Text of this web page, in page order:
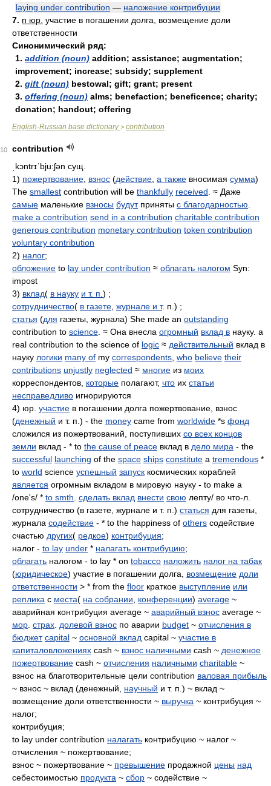
laying under contribution — наложение контрибуции
7. n юр. участие в погашении долга, возмещение доли
ответственности
Синонимический ряд:
1. addition (noun) addition; assistance; augmentation;
improvement; increase; subsidy; supplement
2. gift (noun) bestowal; gift; grant; present
3. offering (noun) alms; benefaction; beneficence; charity;
donation; handout; offering
English-Russian base dictionary> contribution
10
contribution
ˌkɔntrɪˈbju:ʃən сущ.
1) пожертвование взнос (действие а также вносимая сумма)
The smallest contribution will be thankfully received . ≈ Даже
самые маленькие взносы будутприняты с благодарностью
make a contribution send in a contribution charitable contribution
generous contribution monetary contribution token contribution
voluntary contribution
2) налог;
обложение to lay under contribution ≈ облагать налогом Syn:
impost
3) вклад( в науку и т. п. ) ;
сотрудничество( в газете журнале и т. п.) ;
статья (для газеты, журнала) She made an outstanding
contribution to science . ≈ Она внесла огромный вклад в науку. a
real contribution to the science of logic ≈ действительный вклад в
науку логики many of my correspondents who believe their
contributions unjustly neglected ≈ многие из моих
корреспондентов, которые полагают, что их статьи
несправедливо игнорируются
4) юр. участие в погашении долга пожертвование, взнос
(денежный и т. п.) - the money came from worldwide *s фонд
сложился из пожертвований, поступивших со всех концов
земли вклад - * to the cause of peace вклад в дело мира - the
successful launching of the space ships constitute a tremendous *
to world science успешный запуск космических кораблей
является огромным вкладом в мировую науку - to make a
/one's/ * to smth сделать вклад внести свою лепту/ во что-л.
сотрудничество (в газете, журнале и т. п.) статься для газеты,
журнала содействие - * to the happiness of others содействие
счастью других( редкое) контрибуция;
налог - to lay under * налагать контрибуцию;
облагать налогом - to lay * on tobacco наложить налог на табак
(юридическое) участие в погашении долга, возмещение доли
ответственности > * from the floor краткое выступление или
реплика с места( на собрании конференции) average ~
аварийная контрибуция average ~ аварийный взнос average ~
мор страх долевой взнос по аварии budget ~ отчисления в
бюджет capital ~ основной вклад capital ~ участие в
капиталовложениях cash ~ взнос наличными cash ~ денежное
пожертвование cash ~ отчисления наличными charitable ~
взнос на благотворительные цели contribution валовая прибыль
~ взнос ~ вклад (денежный, научный и т. п.) ~ вклад ~
возмещение доли ответственности ~ выручка ~ контрибуция ~
налог;
контрибуция;
to lay under contribution налагать контрибуцию ~ налог ~
отчисления ~ пожертвование;
взнос ~ пожертвование ~ превышение продажной цены над
себестоимостью продукта ~ сбор ~ содействие ~